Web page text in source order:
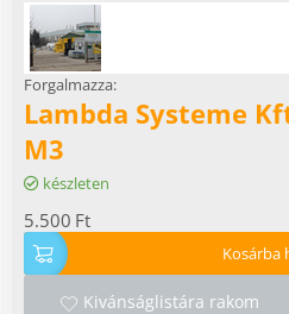
Forgalmazza:
Lambda Systeme
M3
készleten
5.500 Ft
Kosárba
Kivánságlistára rakom